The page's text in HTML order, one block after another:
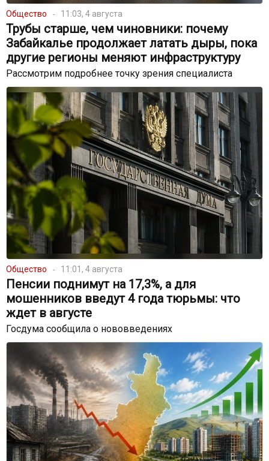
Общество 11:03, 4 августа
Трубы старше, чем чиновники: почему
Забайкалье продолжает латать дыры, пока
другие регионы меняют инфраструктуру
Рассмотрим подробнее точку зрения специалиста
Общество 11:01, 4 августа
Пенсии поднимут на 17,3%, а для
мошенников введут 4 года тюрьмы: что
ждет в августе
Госдума сообщила о нововведениях